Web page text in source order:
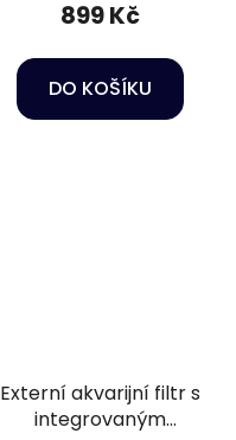
899 Kč
DO KOŠÍKU
Externí akvarijní filtr s
integrovaným